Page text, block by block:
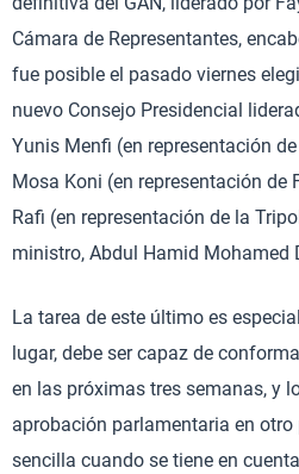
Cámara de Representantes,
fue posible el pasado viernes
nuevo Consejo Presidencial
Yunis Menfi (en representación
Mosa Koni (en representación de
Rafi (en representación de la
ministro, Abdul Hamid Mohamed
La tarea de este último es
lugar, debe ser capaz de
en las próximas tres semanas, y
aprobación parlamentaria en
sencilla cuando se tiene en